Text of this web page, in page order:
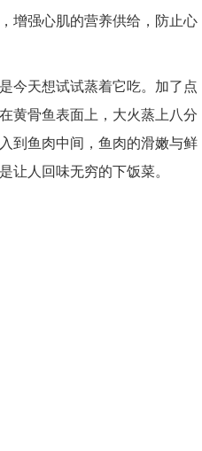
增强心肌的营养供给，防止心
今天想试试蒸着它吃。加了点
黄骨鱼表面上，大火蒸上八分
到鱼肉中间，鱼肉的滑嫩与鲜
人回味无穷的下饭菜。